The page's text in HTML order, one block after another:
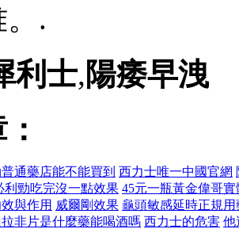
.
利士, 陽痿早洩
通藥店能不能買到 西力士唯一中國官網
利勁吃完沒一點效果 45元一瓶黃金偉哥實
與作用 威爾剛效果 龜頭敏感延時正規用
非片是什麼藥能喝酒嗎 西力士的危害 他